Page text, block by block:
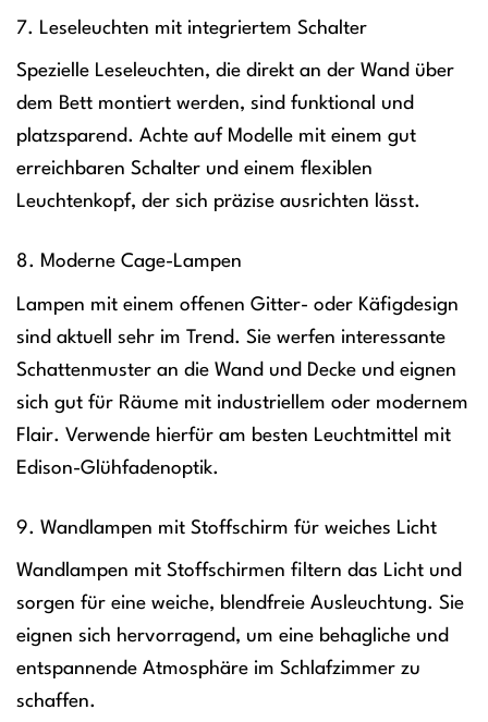
7. Leseleuchten mit integriertem Schalter
Spezielle Leseleuchten, die direkt an der Wand über
dem Bett montiert werden, sind funktional und
platzsparend. Achte auf Modelle mit einem gut
erreichbaren Schalter und einem flexiblen
Leuchtenkopf, der sich präzise ausrichten lässt.
8. Moderne Cage-Lampen
Lampen mit einem offenen Gitter- oder Käfigdesign
sind aktuell sehr im Trend. Sie werfen interessante
Schattenmuster an die Wand und Decke und eignen
sich gut für Räume mit industriellem oder modernem
Flair. Verwende hierfür am besten Leuchtmittel mit
Edison-Glühfadenoptik.
9. Wandlampen mit Stoffschirm für weiches Licht
Wandlampen mit Stoffschirmen filtern das Licht und
sorgen für eine weiche, blendfreie Ausleuchtung. Sie
eignen sich hervorragend, um eine behagliche und
entspannende Atmosphäre im Schlafzimmer zu
schaffen.